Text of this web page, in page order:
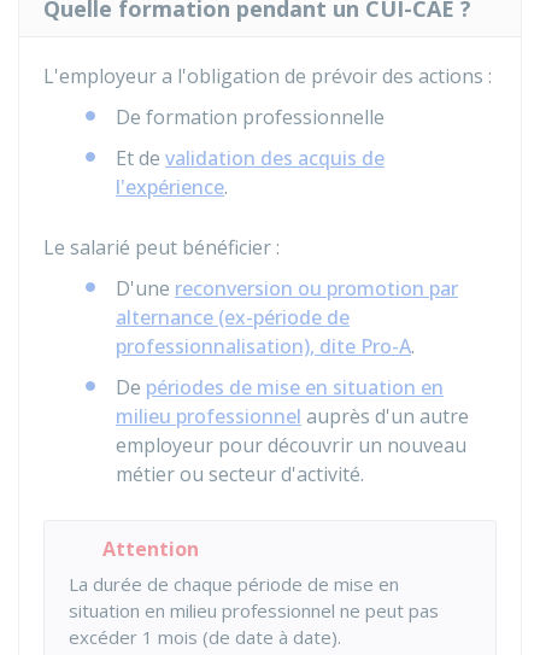
Quelle formation pendant un CUI-CAE ?
L'employeur a l'obligation de prévoir des actions :
De formation professionnelle
Et de validation des acquis de
l'expérience.
Le salarié peut bénéficier :
D'une reconversion ou promotion par
alternance (ex-période de
professionnalisation), dite Pro-A.
De périodes de mise en situation en
milieu professionnel auprès d'un autre
employeur pour découvrir un nouveau
métier ou secteur d'activité.
Attention
La durée de chaque période de mise en
situation en milieu professionnel ne peut pas
excéder 1 mois (de date à date).